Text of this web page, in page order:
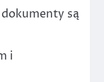
są
i